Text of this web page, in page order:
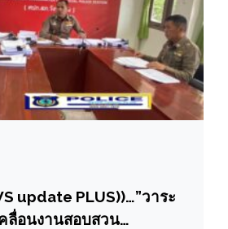
update PLUS))…”วาระ
ลื่อนงานสอบสวน